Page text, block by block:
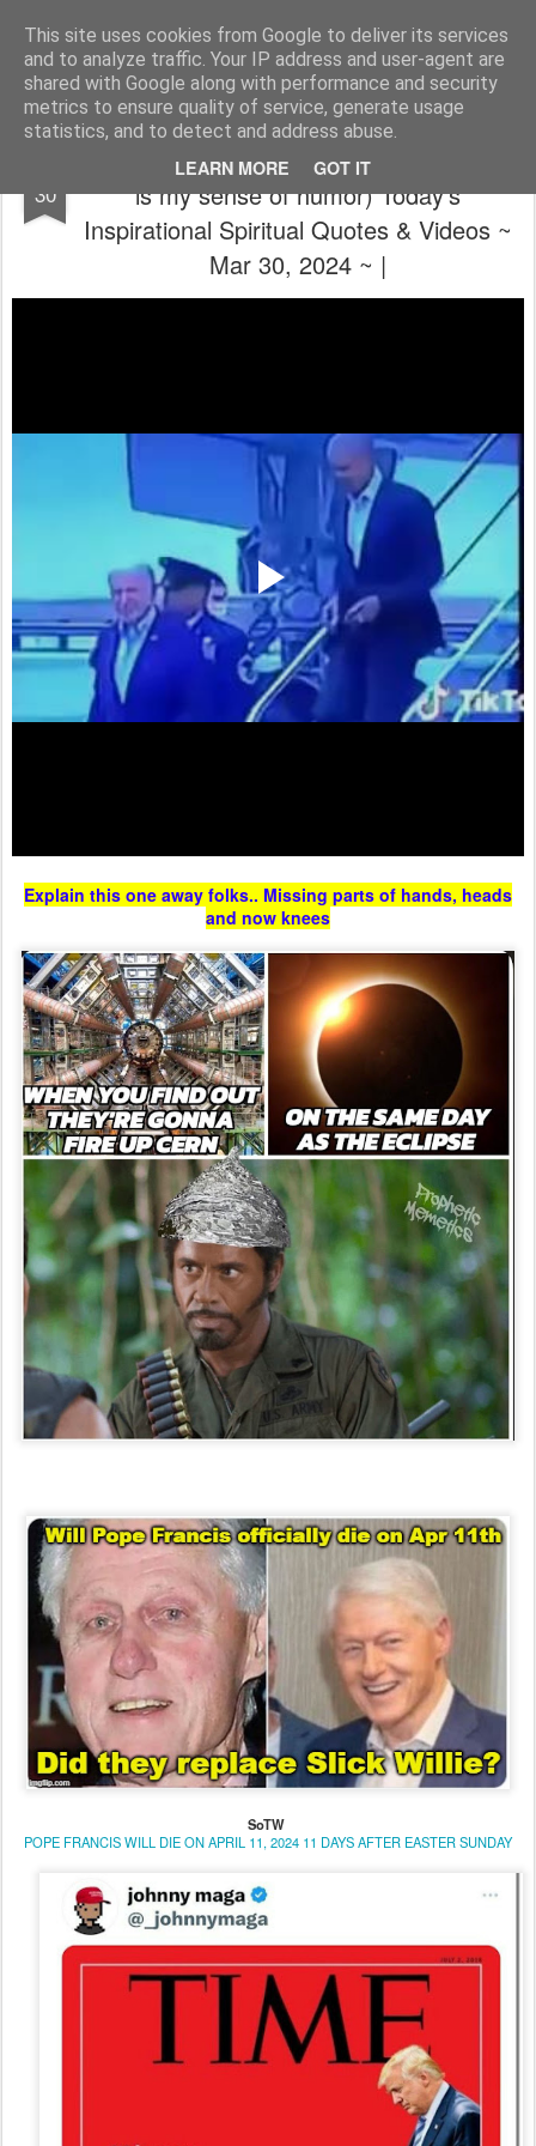
This site uses cookies from Google to deliver its services
and to analyze traffic. Your IP address and user-agent are
shared with Google along with performance and security
metrics to ensure quality of service, generate usage
statistics, and to detect and address abuse.
LEARN MORE GOT IT
The universe is eternal, infinite and vibrant, a conscious cosmos
Pages
30
🙏 ~ 💝 (A fucked up world. All I've got left
is my sense of humor) Today's
Inspirational Spiritual Quotes & Videos ~
Mar 30, 2024 ~ |
Explain this one away folks.. Missing parts of hands, heads
and now knees
SoTW
POPE FRANCIS WILL DIE ON APRIL 11, 2024 11 DAYS AFTER EASTER SUNDAY